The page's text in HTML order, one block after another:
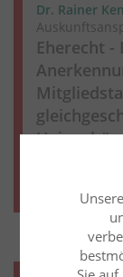
Dr. Rainer
Eherecht -